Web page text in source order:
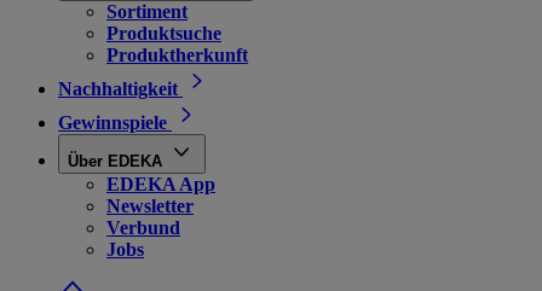
Sortiment
Produktsuche
Produktherkunft
Nachhaltigkeit
Gewinnspiele
Über EDEKA
EDEKA App
Newsletter
Verbund
Jobs